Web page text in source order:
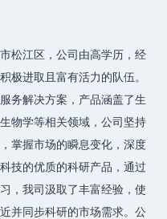
松江区，公司由高学历，经
极进取且富有活力的队伍。
务解决方案，产品涵盖了生
物学等相关领域，公司坚持
掌握市场的瞬息变化，深度
技的优质的科研产品，通过
，我司汲取了丰富经验，使
并同步科研的市场需求。公